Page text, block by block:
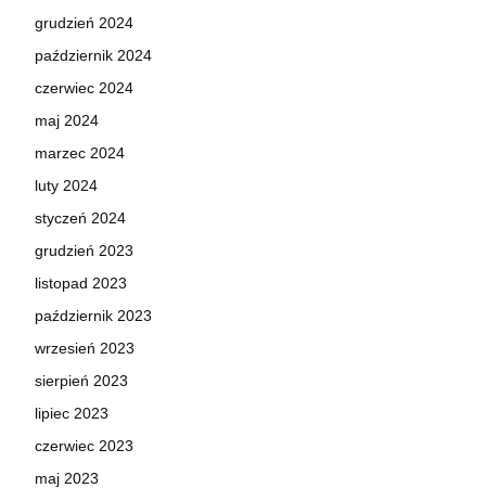
grudzień 2024
październik 2024
czerwiec 2024
maj 2024
marzec 2024
luty 2024
styczeń 2024
grudzień 2023
listopad 2023
październik 2023
wrzesień 2023
sierpień 2023
lipiec 2023
czerwiec 2023
maj 2023